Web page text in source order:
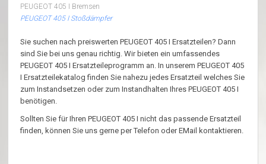
PEUGEOT 405 I Bremsen
PEUGEOT 405 I Stoßdämpfer
Sie suchen nach preiswerten PEUGEOT 405 I Ersatzteilen? Dann
sind Sie bei uns genau richtig. Wir bieten ein umfassendes
PEUGEOT 405 I Ersatzteileprogramm an. In unserem PEUGEOT 405
I Ersatzteilekatalog finden Sie nahezu jedes Ersatzteil welches Sie
zum Instandsetzen oder zum Instandhalten Ihres PEUGEOT 405 I
benötigen.
Sollten Sie für Ihren PEUGEOT 405 I nicht das passende Ersatzteil
finden, können Sie uns gerne per Telefon oder EMail kontaktieren.